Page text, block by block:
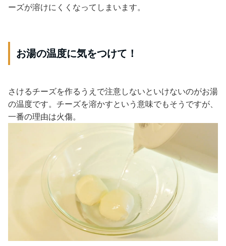
ーズが溶けにくくなってしまいます。
お湯の温度に気をつけて！
さけるチーズを作るうえで注意しないといけないのがお湯
の温度です。チーズを溶かすという意味でもそうですが、
一番の理由は火傷。